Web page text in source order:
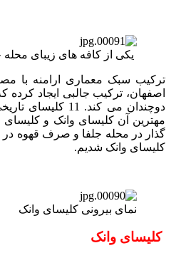
یکی از کافه های زیبای محله
ترکیب سبک معماری ارامنه با
اصفهان، ترکیب جالبی ایجاد کرده
دوچندان می کند.
مهترین آن کلیسای وانک و
گذار در محله جلفا و صرف قهوه در
کلیسای وانک شدیم.
نمای بیرونی کلیسای وانک
کلیسای وانک